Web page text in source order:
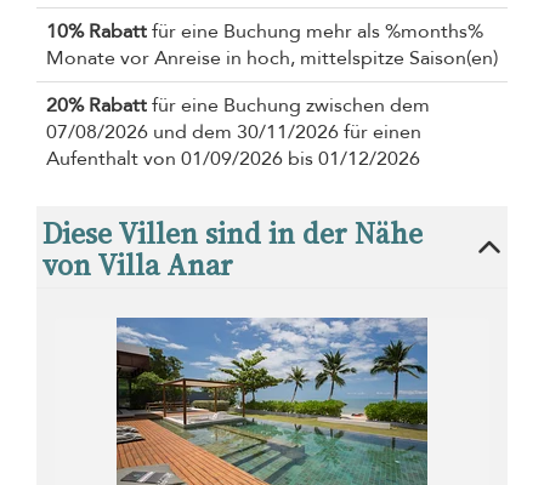
10% Rabattfür eine Buchung mehr als %months%
Monate vor Anreise in hoch, mittelspitze Saison(en)
20% Rabattfür eine Buchung zwischen dem
07/08/2026 und dem 30/11/2026 für einen
Aufenthalt von 01/09/2026 bis 01/12/2026
Diese Villen sind in der Nähe
von Villa Anar